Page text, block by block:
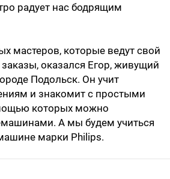
радует нас бодрящим
мастеров, которые ведут свой
оказался Егор, живущий
Подольск. Он учит
и знакомит с простыми
которых можно
А мы будем учиться
марки Philips.